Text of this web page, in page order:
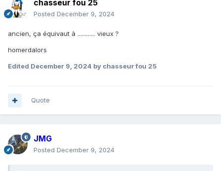
chasseur fou 25
Posted December 9, 2024
ancien, ça équivaut à ............ vieux ?
homerdalors
Edited December 9, 2024 by chasseur fou 25
Quote
JMG
Posted December 9, 2024